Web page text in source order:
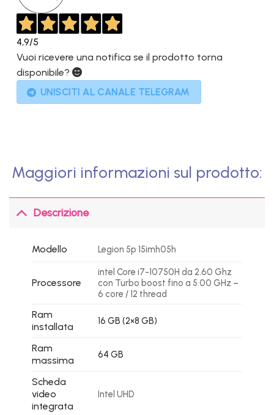
4,9/5
Vuoi ricevere una notifica se il prodotto torna
disponibile?
UNISCITI AL CANALE TELEGRAM
Maggiori informazioni sul prodotto:
Descrizione
Modello Legion 5p 15imh05h
Processore
intel Core i7-10750H da 2.60 Ghz
con Turbo boost fino a 5.00 GHz –
6 core / 12 thread
Ram
installata
16 GB (2×8 GB)
Ram
massima
64 GB
Scheda
video
integrata
Intel UHD